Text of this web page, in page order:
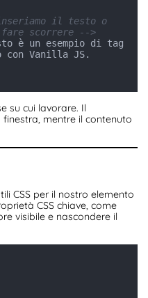
il testo o
fare scorrere -->
con Vanilla JS.
su cui lavorare. Il
mentre il contenuto
CSS per il nostro elemento
CSS chiave, come
visibile e nascondere il